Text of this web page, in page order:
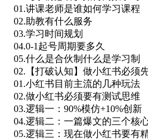
01.讲课老师是谁如何学习课程
02.助教有什么服务
03.学习时间规划
04.0-1起号周期要多久
05.什么是合伙制什么是学习制
02.【打破认知】做小红书必须
01.小红书目前主流的几种玩法
02.做小红书必须要有测试思维
03.逻辑一：90%模仿+10%创新
04.逻辑二：一篇爆文的三个核
05.逻辑三：现在做小红书要有